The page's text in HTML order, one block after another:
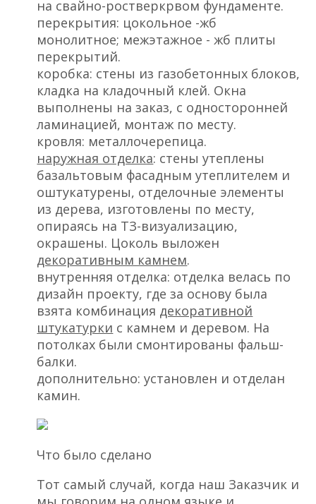
на свайно-ростверкрвом фундаменте.
перекрытия: цокольное -жб
монолитное; межэтажное - жб плиты
перекрытий.
коробка: стены из газобетонных блоков,
кладка на кладочный клей. Окна
выполнены на заказ, с односторонней
ламинацией, монтаж по месту.
кровля: металлочерепица.
наружная отделка: стены утеплены
базальтовым фасадным утеплителем и
оштукатурены, отделочные элементы
из дерева, изготовлены по месту,
опираясь на ТЗ-визуализацию,
окрашены. Цоколь выложен
декоративным камнем.
внутренняя отделка: отделка велась по
дизайн проекту, где за основу была
взята комбинация декоративной
штукатурки с камнем и деревом. На
потолках были смонтированы фальш-
балки.
дополнительно: установлен и отделан
камин.
Что было сделано
Тот самый случай, когда наш Заказчик и